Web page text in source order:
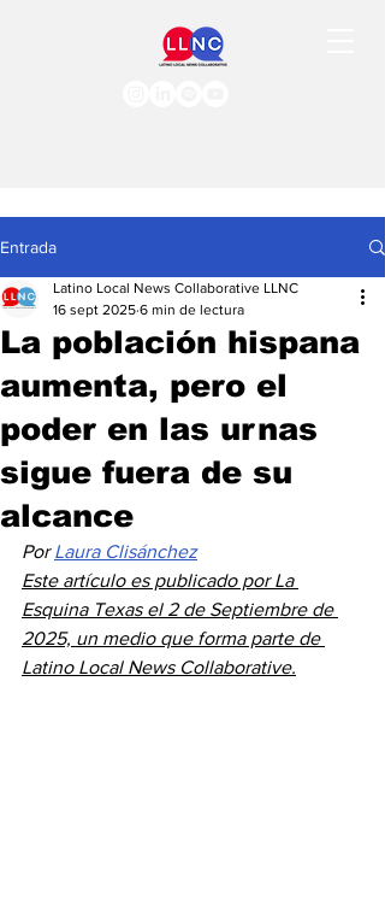
Entrada
La población hispana
aumenta, pero el
poder en las urnas
sigue fuera de su
alcance
Latino Local News Collaborative LLNC
16 sept 2025 6 min de lectura
Por Laura Clisánchez
Este artículo es publicado por La
Esquina Texas el 2 de Septiembre de
2025, un medio que forma parte de
Latino Local News Collaborative.